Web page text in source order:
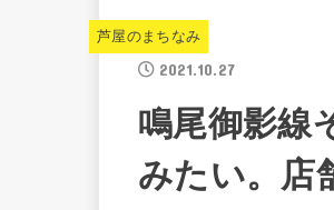
芦屋のまちなみ
2021.10.27
鳴尾御影線
みたい。店